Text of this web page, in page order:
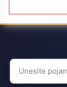
Search
for: